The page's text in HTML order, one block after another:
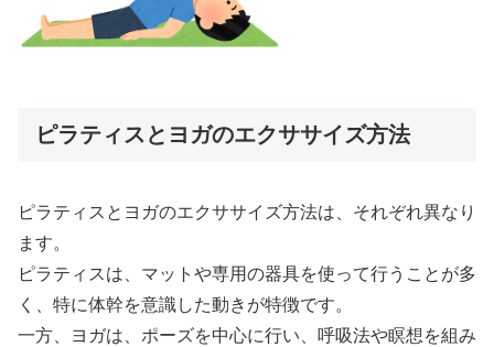
ピラティスとヨガのエクササイズ方法
ピラティスとヨガのエクササイズ方法は、それぞれ異なり
ます。
ピラティスは、マットや専用の器具を使って行うことが多
く、特に体幹を意識した動きが特徴です。
一方、ヨガは、ポーズを中心に行い、呼吸法や瞑想を組み